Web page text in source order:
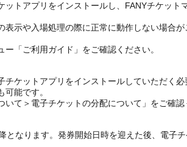
トアプリをインストールし、FANYチケット
示や入場処理の際に正常に動作しない場合
「ご利用ガイド」をご確認ください。
ケットアプリをインストールしていただく必
能です。
て＞電子チケットの分配について」をご確認
なります。発券開始日時を迎えた後、電子チ